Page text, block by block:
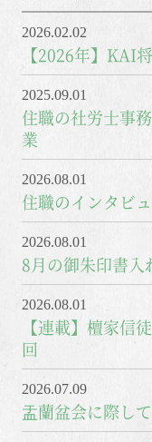
2026.02.02
【2026年】KAI
2025.09.01
住職の社労士事
業
2026.08.01
住職のインタビ
2026.08.01
8月の御朱印書入
2026.08.01
【連載】檀家信
回
2026.07.09
盂蘭盆会に際し